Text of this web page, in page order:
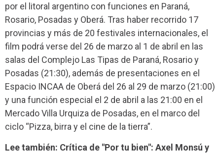
por el litoral argentino con funciones en Paraná,
Rosario, Posadas y Oberá. Tras haber recorrido 17
provincias y más de 20 festivales internacionales, el
film podrá verse del 26 de marzo al 1 de abril en las
salas del Complejo Las Tipas de Paraná, Rosario y
Posadas (21:30), además de presentaciones en el
Espacio INCAA de Oberá del 26 al 29 de marzo (21:00)
y una función especial el 2 de abril a las 21:00 en el
Mercado Villa Urquiza de Posadas, en el marco del
ciclo “Pizza, birra y el cine de la tierra”.
Lee también: Crítica de "Por tu bien": Axel Monsú y